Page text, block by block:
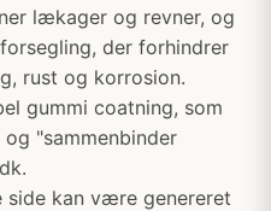
lækager og revner, og
der forhindrer
rust og korrosion.
gummi coatning, som
"sammenbinder
side kan være genereret